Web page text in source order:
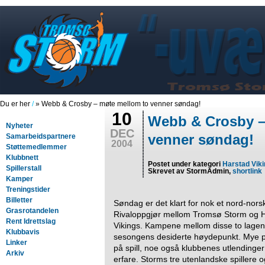
Du er her /» Webb & Crosby – møte mellom to venner søndag!
Nyheter
Samarbeidspartnere
Støttemedlemmer
Klubbnett
Spillerstall
Kamper
Treningstider
Billetter
Grasrotandelen
Rent Idrettslag
Klubbavis
Linker
Arkiv
10
DEC
2004
Webb & Crosby
venner søndag!
Postet under kategori Harstad
Skrevet av StormAdmin,shortlink
Søndag er det klart for nok et nord-
Rivaloppgjør mellom Tromsø Storm og
Vikings. Kampene mellom disse to
sesongens desiderte høydepunkt. Mye
på spill, noe også klubbenes
erfare. Storms tre utenlandske spillere